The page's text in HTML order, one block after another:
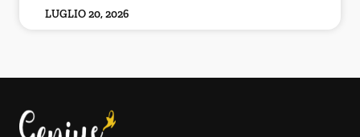
LUGLIO 20, 2026